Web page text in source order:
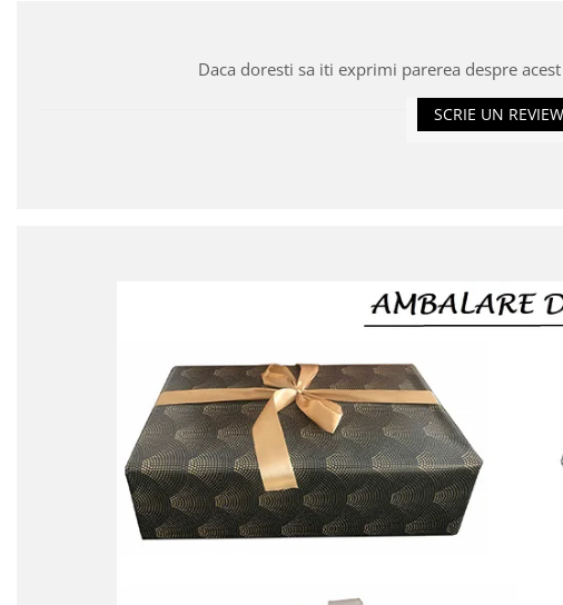
Daca doresti sa iti exprimi parerea despre
SCRIE UN REVIEW